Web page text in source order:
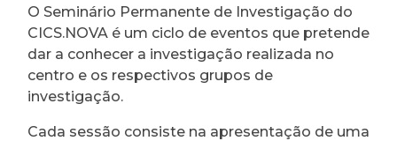
O Seminário Permanente de Investigação do
CICS.NOVA é um ciclo de eventos que pretende
dar a conhecer a investigação realizada no
centro e os respectivos grupos de
investigação.
Cada sessão consiste na apresentação de uma